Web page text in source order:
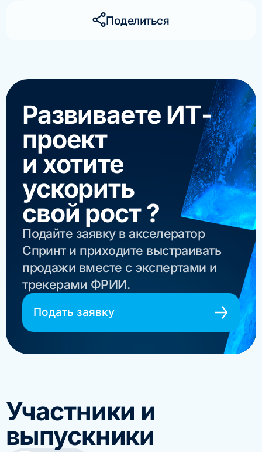
Поделиться
Развиваете ИТ-
проект
и хотите
ускорить
свой рост ?
Подайте заявку в акселератор
Спринт и приходите выстраивать
продажи вместе с экспертами и
трекерами ФРИИ.
Подать заявку
Участники и
выпускники